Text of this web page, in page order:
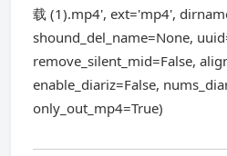
载 (1).mp4', ext='mp4',
shound_del_name=None,
remove_silent_mid=False,
enable_diariz=False,
only_out_mp4=True)